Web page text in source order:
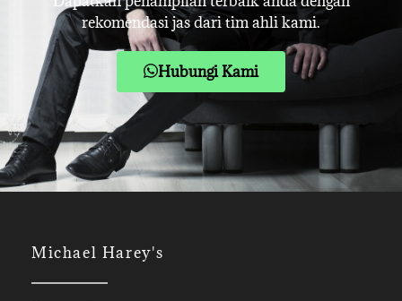
rekomendasi jas dari tim ahli kami.
Hubungi Kami
Michael Harey's